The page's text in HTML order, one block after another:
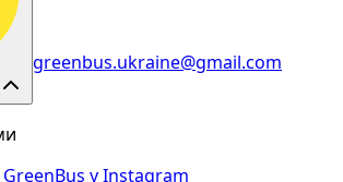
greenbus.ukraine@gmail.com
GreenBus у Instagram